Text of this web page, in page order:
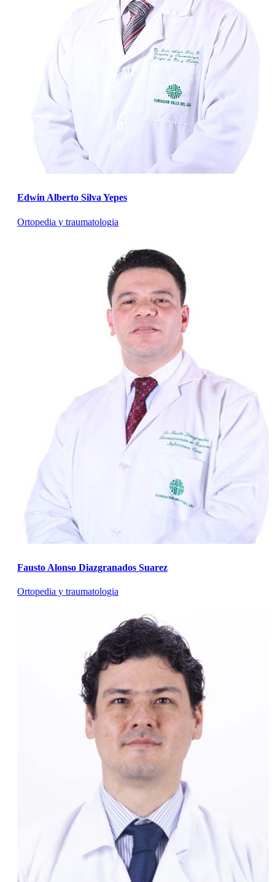
Edwin Alberto Silva Yepes
Ortopedia y traumatologia
Fausto Alonso Diazgranados Suarez
Ortopedia y traumatologia